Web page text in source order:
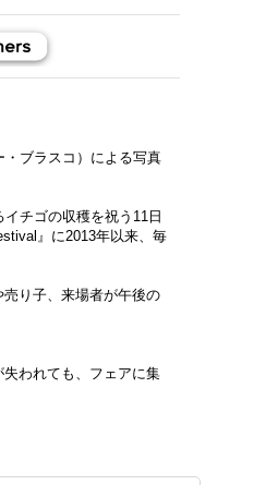
ブラスコ）による写真
チゴの収穫を祝う11日
』に2013年以来、毎
り子、来場者が午後の
失われても、フェアに集